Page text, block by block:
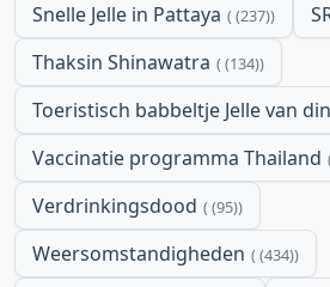
Snelle Jelle in Pattaya (237)
Thaksin Shinawatra (134)
Toeristisch babbeltje Jelle van
Vaccinatie programma Thailand
Verdrinkingsdood (95)
Weersomstandigheden (434)